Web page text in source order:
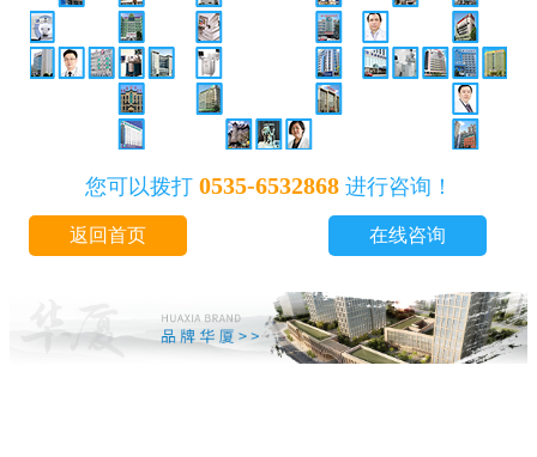
您可以拨打 0535-6532868进行咨询！
返回首页 在线咨询